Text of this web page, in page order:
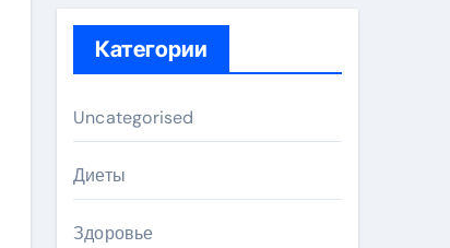
Категории
Uncategorised
Диеты
Здоровье